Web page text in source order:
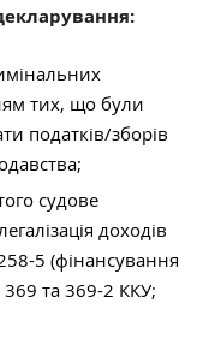
тих, що були
податків/зборів
судове
доходів
5 (фінансування
та 369-2 ККУ;